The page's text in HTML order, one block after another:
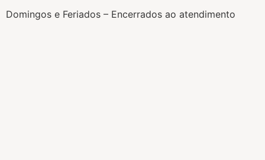
Domingos e Feriados – Encerrados ao atendimento